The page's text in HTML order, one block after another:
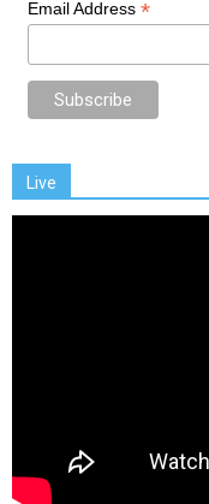
Email Address *
Live